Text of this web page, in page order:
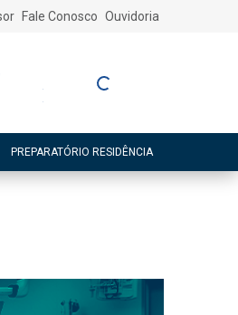
Fale Conosco Ouvidoria
Entre ou Cadastre-
PREPARATÓRIO RESIDÊNCIA